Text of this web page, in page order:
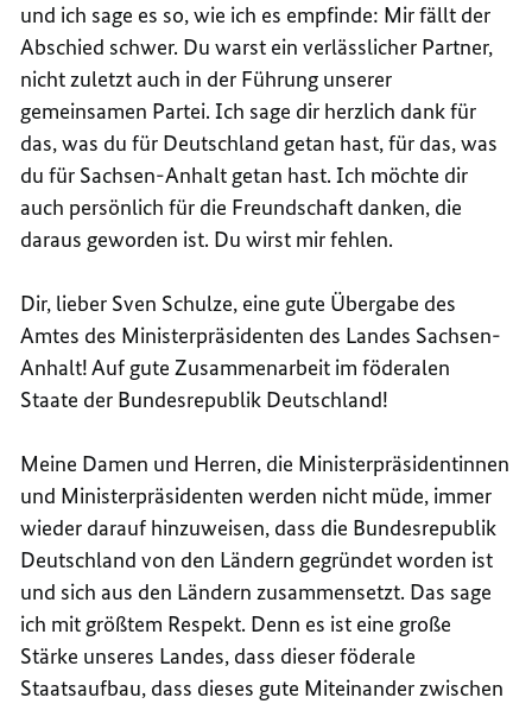
und ich sage es so, wie ich es empfinde: Mir fällt der
Abschied schwer. Du warst ein verlässlicher Partner,
nicht zuletzt auch in der Führung unserer
gemeinsamen Partei. Ich sage dir herzlich dank für
das, was du für Deutschland getan hast, für das, was
du für Sachsen-Anhalt getan hast. Ich möchte dir
auch persönlich für die Freundschaft danken, die
daraus geworden ist. Du wirst mir fehlen.
Dir, lieber Sven Schulze, eine gute Übergabe des
Amtes des Ministerpräsidenten des Landes Sachsen-
Anhalt! Auf gute Zusammenarbeit im föderalen
Staate der Bundesrepublik Deutschland!
Meine Damen und Herren, die Ministerpräsidentinnen
und Ministerpräsidenten werden nicht müde, immer
wieder darauf hinzuweisen, dass die Bundesrepublik
Deutschland von den Ländern gegründet worden ist
und sich aus den Ländern zusammensetzt. Das sage
ich mit größtem Respekt. Denn es ist eine große
Stärke unseres Landes, dass dieser föderale
Staatsaufbau, dass dieses gute Miteinander zwischen